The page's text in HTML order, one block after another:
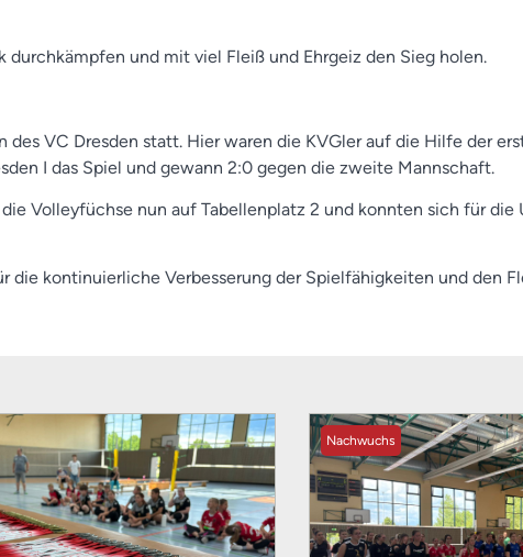
und mit viel Fleiß und Ehrgeiz den Sieg holen.
VC Dresden statt. Hier waren die KVGler auf die Hilfe der
I das Spiel und gewann 2:0 gegen die zweite Mannschaft.
Volleyfüchse nun auf Tabellenplatz 2 und konnten sich für die
kontinuierliche Verbesserung der Spielfähigkeiten und den
Nachwuchs